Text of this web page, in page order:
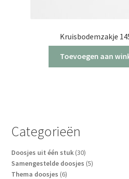
Kruisbodemzakje
Toevoegen aan
Categorieën
Doosjes uit één stuk 3030
producten
Samengestelde doosjes 55
Thema doosjes 66